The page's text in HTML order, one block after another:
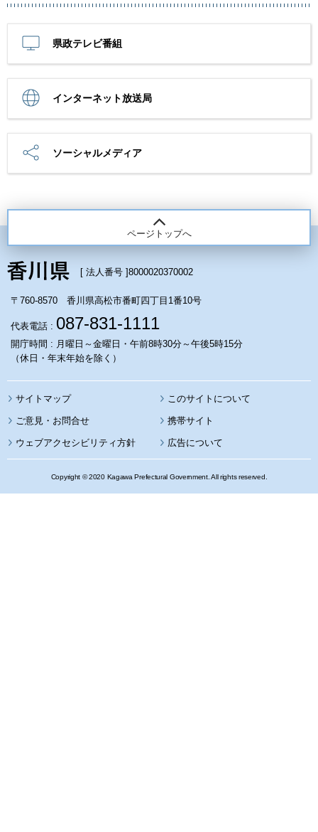
県政テレビ番組
インターネット放送局
ソーシャルメディア
ページトップへ
[ 法人番号 ]8000020370002
〒760-8570 香川県高松市番町四丁目1番10号
代表電話 : 087-831-1111
開庁時間 : 月曜日～金曜日・午前8時30分～午後5時15分
（休日・年末年始を除く）
サイトマップ このサイトについて
携帯サイト
ウェブアクセシビリティ方針 広告について
Copyright © 2020 Kagawa Prefectural Government. All rights reserved.